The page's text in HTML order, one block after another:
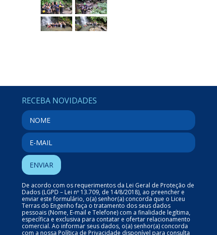
RECEBA NOVIDADES
De acordo com os requerimentos da Lei Geral de Proteção de
Dados (LGPD – Lei nº 13.709, de 14/8/2018), ao preencher e
enviar este formulário, o(a) senhor(a) concorda que o Liceu
Terras do Engenho faça o tratamento dos seus dados
pessoais (Nome, E-mail e Telefone) com a finalidade legítima,
específica e exclusiva para contatar e ofertar relacionamento
comercial. Ao informar seus dados, o(a) senhor(a) concorda
com a nossa Política de Privacidade disponível para consulta